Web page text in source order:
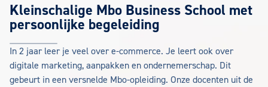
Kleinschalige Mbo Business School met
persoonlijke begeleiding
In 2 jaar leer je veel over e-commerce. Je leert ook over
digitale marketing, aanpakken en ondernemerschap. Dit
gebeurt in een versnelde Mbo-opleiding. Onze docenten uit de